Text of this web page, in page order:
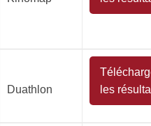
Duathlon
les